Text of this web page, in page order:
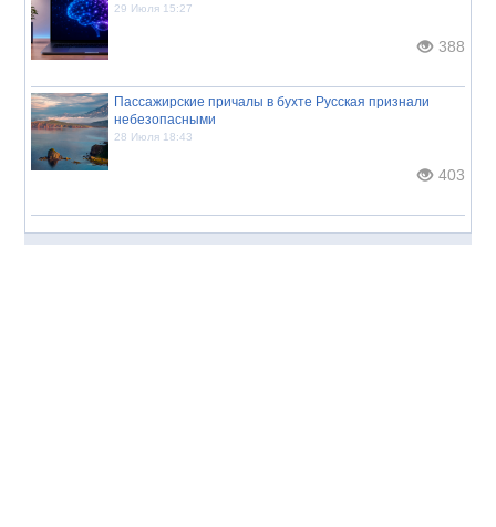
29 Июля 15:27
388
Пассажирские причалы в бухте Русская признали
небезопасными
28 Июля 18:43
403